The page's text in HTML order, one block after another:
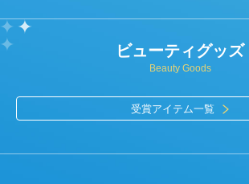
ビューティグッズ
Beauty Goods
受賞アイテム一覧